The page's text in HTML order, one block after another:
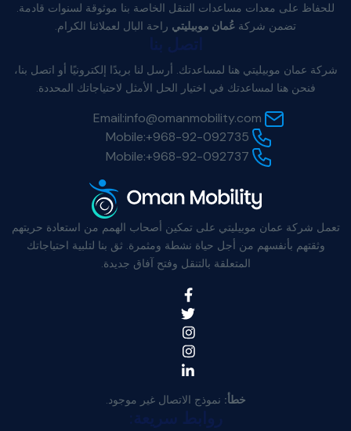
للحفاظ على معدات مساعدات التنقل الخاصة بنا موثوقة لسنوات قادمة.
تضمن شركة عُمان موبيليتي راحة البال لعملائنا الكرام.
اتصل بنا
شركة عمان موبيليتي هنا لمساعدتك. أرسل لنا بريدًا إلكترونيًا أو اتصل بنا،
فنحن هنا لمساعدتك في اختيار الحل الأمثل لاحتياجاتك المحددة.
Email:info@omanmobility.com
Mobile:+968-92-092735
Mobile:+968-92-092737
تعمل شركة عمان موبيليتي على تمكين أصحاب الهمم من استعادة حريتهم
وثقتهم بأنفسهم من أجل حياة نشطة ومثمرة. ثق بنا لتلبية احتياجاتك
المتعلقة بالتنقل وفتح آفاق جديدة.
خطأ: نموذج الاتصال غير موجود.
روابط سريعة: